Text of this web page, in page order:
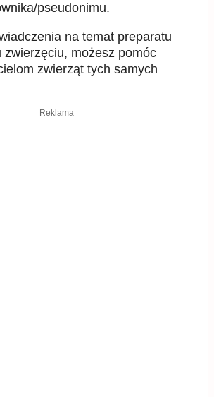
pseudonimu.
na temat preparatu
zwierzęciu, możesz pomóc
zwierząt tych samych
Reklama